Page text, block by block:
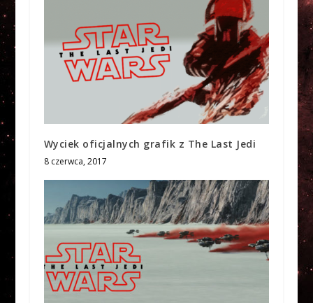
Wyciek oficjalnych grafik z The Last Jedi
8 czerwca, 2017